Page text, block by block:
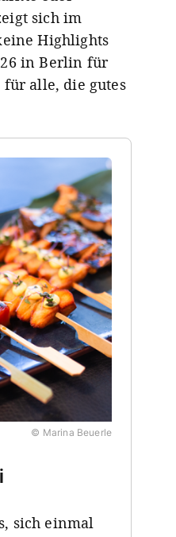
sich im
Highlights
in Berlin für
alle, die gutes
© Marina Beuerle
sich einmal